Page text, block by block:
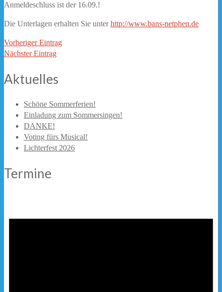
Anmeldeschluss ist der 16.09.!
Die Unterlagen erhalten Sie unterhttp://www.bans-netphen.de
Vorheriger Eintrag
Nächster Eintrag
Aktuelles
Schöne Sommerferien!
Einladung zum Sommersingen!
DANKE!
Voting fürs Musical!
Lichterfest 2026
Termine